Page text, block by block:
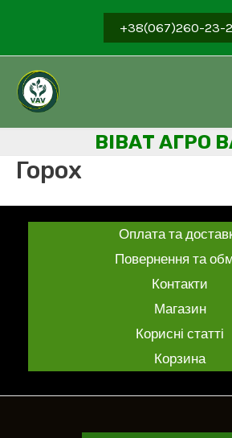
вмісту
+38(067)260-23-
ВІВАТ АГРО
Горох
Оплата та
Повернення та
Контакти
Магазин
Корисні статті
Корзина